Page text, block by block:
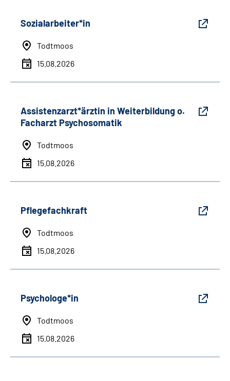
Sozialarbeiter*in
Todtmoos
15.08.2026
Assistenzarzt*ärztin in Weiterbildung o.
Facharzt Psychosomatik
Todtmoos
15.08.2026
Pflegefachkraft
Todtmoos
15.08.2026
Psychologe*in
Todtmoos
15.08.2026